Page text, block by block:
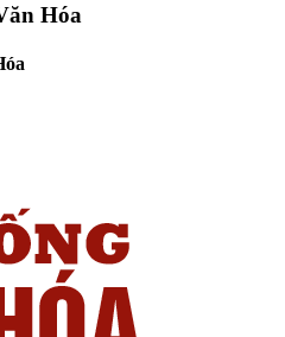
Hóa